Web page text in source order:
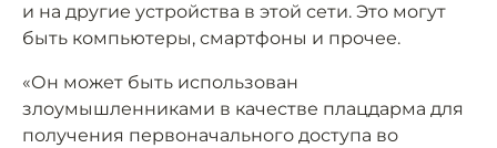
и на другие устройства в этой сети. Это могут
быть компьютеры, смартфоны и прочее.
«Он может быть использован
злоумышленниками в качестве плацдарма для
получения первоначального доступа во